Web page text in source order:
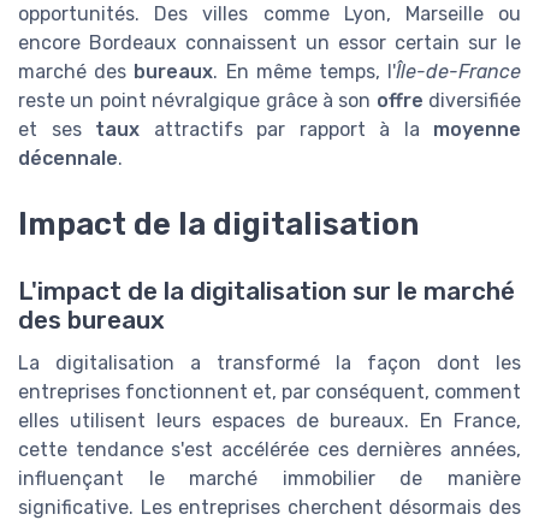
opportunités. Des villes comme Lyon, Marseille ou
encore Bordeaux connaissent un essor certain sur le
marché des bureaux. En même temps, l'Île-de-France
reste un point névralgique grâce à son offre diversifiée
et ses taux attractifs par rapport à la moyenne
décennale.
Impact de la digitalisation
L'impact de la digitalisation sur le marché
des bureaux
La digitalisation a transformé la façon dont les
entreprises fonctionnent et, par conséquent, comment
elles utilisent leurs espaces de bureaux. En France,
cette tendance s'est accélérée ces dernières années,
influençant le marché immobilier de manière
significative. Les entreprises cherchent désormais des